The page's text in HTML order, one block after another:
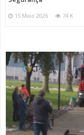
15 Maio 2026 74 K